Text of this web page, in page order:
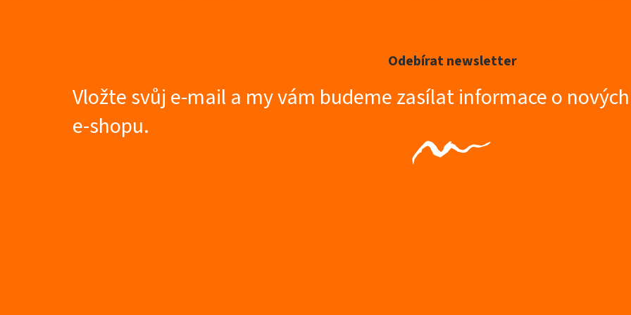
Odebírat newsletter
Vložte svůj e-mail a my vám budeme zasílat informace o
e-shopu.